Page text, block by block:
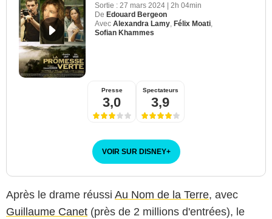
Sortie : 27 mars 2024 | 2h 04min
De Edouard Bergeon
Avec Alexandra Lamy Félix Moati
Sofian Khammes
Presse
3,0
Spectateurs
3,9
VOIR SUR DISNEY+
Après le drame réussi Au Nom de la Terre, avec
Guillaume Canet (près de 2 millions d'entrées), le